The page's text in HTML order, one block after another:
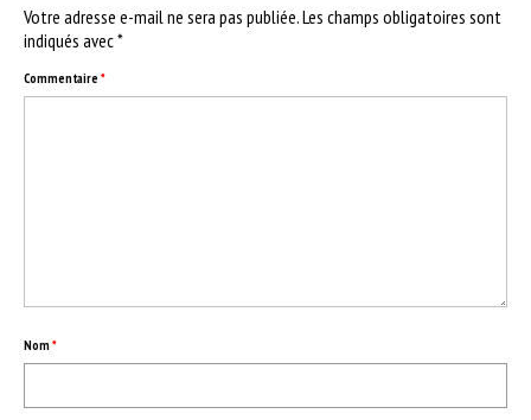
Idées recettes
Votre adresse e-mail ne sera pas publiée.Les champs obligatoires sont
indiqués avec*
Commentaire *
Nom *